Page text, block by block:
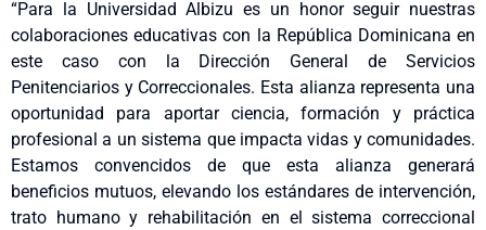
“Para la Universidad Albizu es un honor seguir nuestras
colaboraciones educativas con la República Dominicana en
este caso con la Dirección General de Servicios
Penitenciarios y Correccionales. Esta alianza representa una
oportunidad para aportar ciencia, formación y práctica
profesional a un sistema que impacta vidas y comunidades.
Estamos convencidos de que esta alianza generará
beneficios mutuos, elevando los estándares de intervención,
trato humano y rehabilitación en el sistema correccional